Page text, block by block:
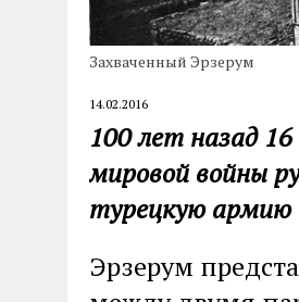
Захваченный Эрзерум
14.02.2016
100 лет назад
мировой войны
турецкую армию
Эрзерум